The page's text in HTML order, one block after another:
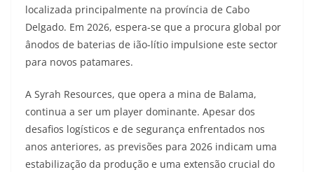
localizada principalmente na província de Cabo
Delgado. Em 2026, espera-se que a procura global por
ânodos de baterias de ião-lítio impulsione este sector
para novos patamares.
A Syrah Resources, que opera a mina de Balama,
continua a ser um player dominante. Apesar dos
desafios logísticos e de segurança enfrentados nos
anos anteriores, as previsões para 2026 indicam uma
estabilização da produção e uma extensão crucial do